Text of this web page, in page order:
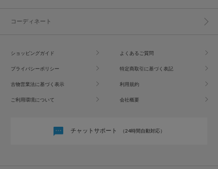
コーディネート
ショッピングガイド よくあるご質問
プライバシーポリシー 特定商取引に基づく表記
古物営業法に基づく表示 利用規約
ご利用環境について 会社概要
チャットサポート （24時間自動対応）